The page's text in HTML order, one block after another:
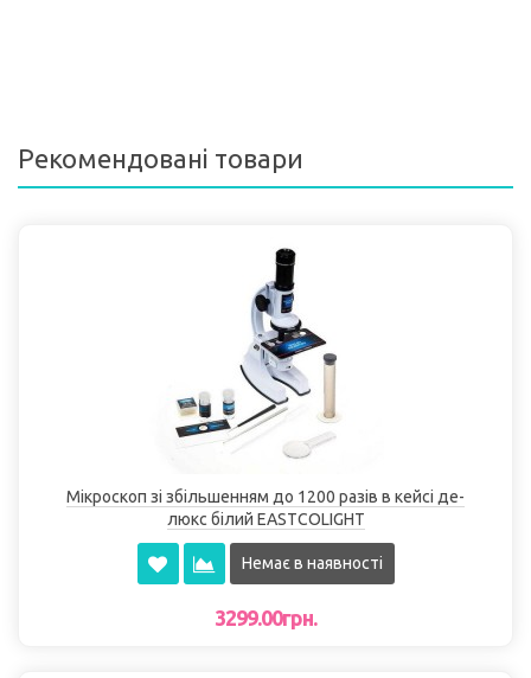
Рекомендовані товари
Мікроскоп зі збільшенням до 1200 разів в кейсі де-
люкс білий EASTCOLІGHT
Немає в наявності
3299.00грн.